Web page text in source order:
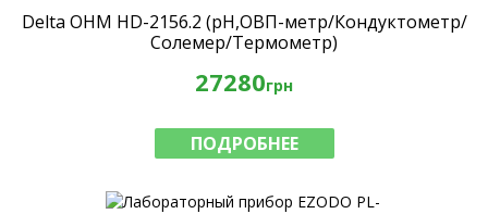
Delta OHM HD-2156.2 (рН,ОВП-метр/Кондуктометр/
Солемер/Термометр)
27280грн
ПОДРОБНЕЕ